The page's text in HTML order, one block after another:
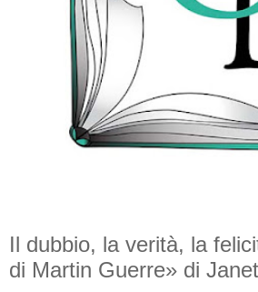
Il dubbio, la verità, la
di Martin Guerre» di